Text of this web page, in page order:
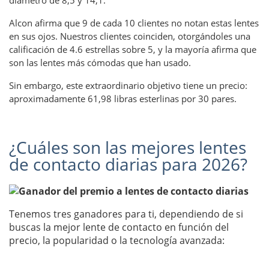
Alcon afirma que 9 de cada 10 clientes no notan estas lentes
en sus ojos. Nuestros clientes coinciden, otorgándoles una
calificación de 4.6 estrellas sobre 5, y la mayoría afirma que
son las lentes más cómodas que han usado.
Sin embargo, este extraordinario objetivo tiene un precio:
aproximadamente 61,98 libras esterlinas por 30 pares.
¿Cuáles son las mejores lentes
de contacto diarias para 2026?
Tenemos tres ganadores para ti, dependiendo de si
buscas la mejor lente de contacto en función del
precio, la popularidad o la tecnología avanzada: